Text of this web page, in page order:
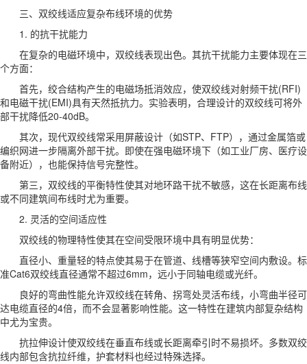
三、双绞线适应复杂布线环境的优势
1. 的抗干扰能力
在复杂的电磁环境中，双绞线表现出色。其抗干扰能力主要体现在三
个方面：
首先，绞合结构产生的电磁场抵消效应，使双绞线对射频干扰(RFI)
和电磁干扰(EMI)具有天然抵抗力。实验表明，合理设计的双绞线可将外
部干扰降低20-40dB。
其次，现代双绞线常采用屏蔽设计（如STP、FTP），通过金属箔或
编织网进一步隔离外部干扰。即使在强电磁环境下（如工业厂房、医疗设
备附近），也能保持信号完整性。
第三，双绞线的平衡特性使其对地环路干扰不敏感，这在长距离布线
或不同建筑间布线时尤为重要。
2. 灵活的空间适应性
双绞线的物理特性使其在空间受限环境中具有明显优势：
直径小、重量轻的特点使其易于在管道、线槽等狭窄空间内敷设。标
准Cat6双绞线直径通常不超过6mm，远小于同轴电缆或光纤。
良好的弯曲性能允许双绞线在转角、拐弯处灵活布线，小弯曲半径可
达电缆直径的4倍，而不会显著影响性能。这一特性在建筑内部复杂结构
中尤为宝贵。
抗拉伸设计使双绞线在垂直布线或长距离牵引时不易损坏。多数双绞
线内部包含抗拉纤维，护套材料也经过特殊选择。